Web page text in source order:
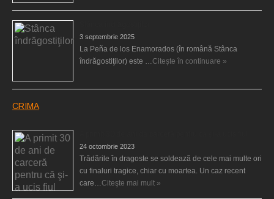
3 septembrie 2025
La Peña de los Enamorados (în română Stânca
îndrăgostiţilor) este …Citește în continuare »
CRIMA
24 octombrie 2023
Trădările în dragoste se soldează de cele mai multe ori
cu finaluri tragice, chiar cu moartea. Un caz recent
care…Citeşte mai mult »